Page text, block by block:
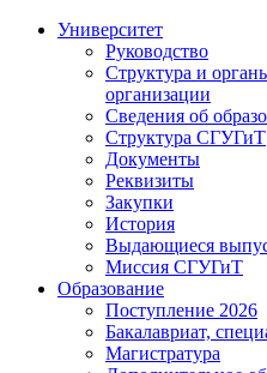
Университет
Руководство
Структура и
организации
Сведения об
Структура СГУГиТ
Документы
Реквизиты
Закупки
История
Выдающиеся
Миссия СГУГиТ
Образование
Поступление 2026
Бакалавриат,
Магистратура